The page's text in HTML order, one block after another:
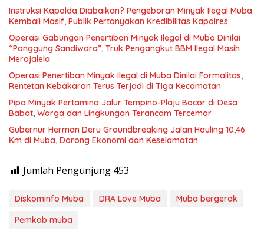
Instruksi Kapolda Diabaikan? Pengeboran Minyak Ilegal Muba
Kembali Masif, Publik Pertanyakan Kredibilitas Kapolres
Operasi Gabungan Penertiban Minyak Ilegal di Muba Dinilai
“Panggung Sandiwara”, Truk Pengangkut BBM Ilegal Masih
Merajalela
Operasi Penertiban Minyak Ilegal di Muba Dinilai Formalitas,
Rentetan Kebakaran Terus Terjadi di Tiga Kecamatan
Pipa Minyak Pertamina Jalur Tempino-Plaju Bocor di Desa
Babat, Warga dan Lingkungan Terancam Tercemar
Gubernur Herman Deru Groundbreaking Jalan Hauling 10,46
Km di Muba, Dorong Ekonomi dan Keselamatan
Jumlah Pengunjung 453
Diskominfo Muba DRA Love Muba
Muba bergerak
Pemkab muba